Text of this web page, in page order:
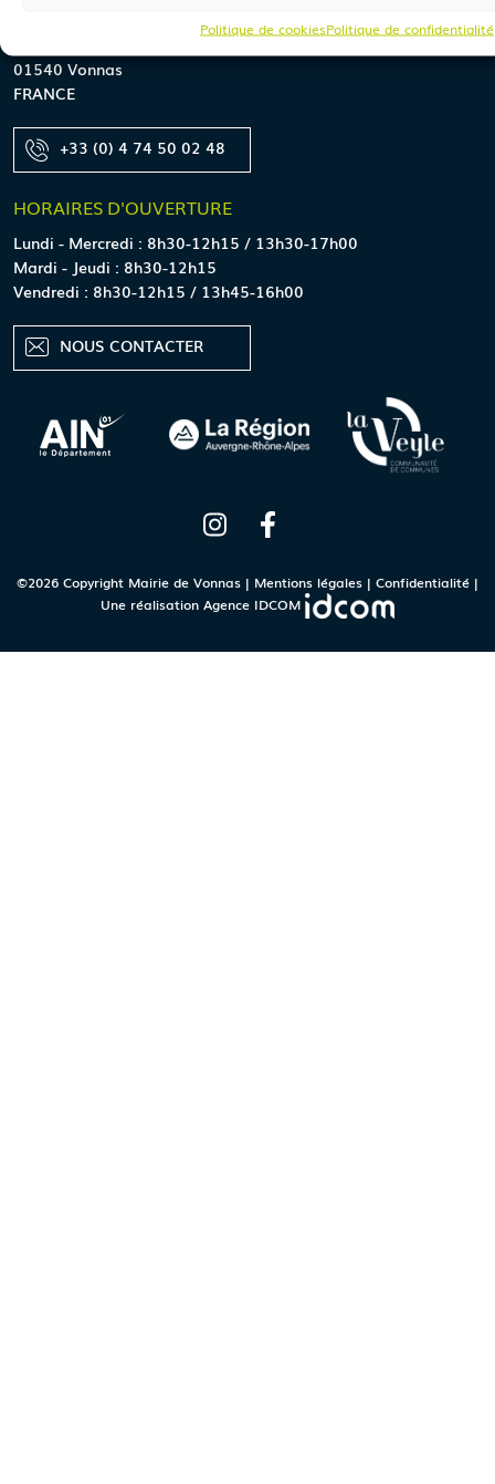
Politique de cookiesPolitique de confidentialité
01540 Vonnas
FRANCE
+33 (0) 4 74 50 02 48
HORAIRES D'OUVERTURE
Lundi - Mercredi : 8h30-12h15 / 13h30-17h00
Mardi - Jeudi : 8h30-12h15
Vendredi : 8h30-12h15 / 13h45-16h00
NOUS CONTACTER
©2026 Copyright Mairie de Vonnas | Mentions légales | Confidentialité |
Une réalisation Agence IDCOM